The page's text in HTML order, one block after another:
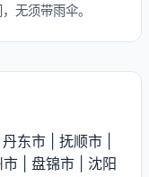
无须带雨伞。
丹东市 抚顺市
市 盘锦市
沈阳